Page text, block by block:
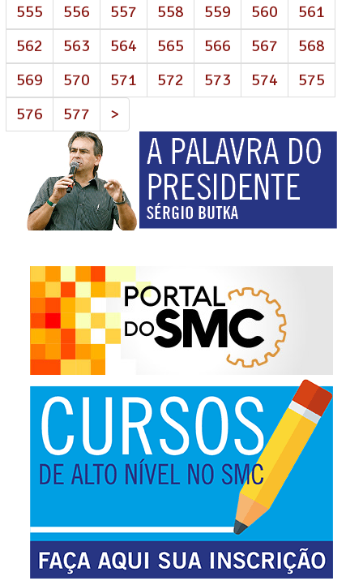
555
556 557 558 559 560
561
562
563 564 565 566 567
568
569
570 571 572 573 574
575
576
577 >